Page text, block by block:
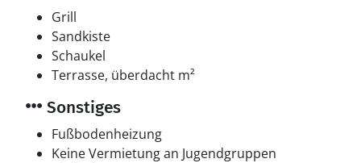
Grill
Sandkiste
Schaukel
Terrasse, überdacht m²
Sonstiges
Fußbodenheizung
Keine Vermietung an Jugendgruppen